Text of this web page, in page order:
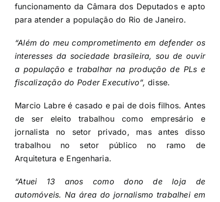
funcionamento da Câmara dos Deputados e apto
para atender a população do Rio de Janeiro.
“Além do meu comprometimento em defender os
interesses da sociedade brasileira, sou de ouvir
a população e trabalhar na produção de PLs e
fiscalização do Poder Executivo”, disse.
Marcio Labre é casado e pai de dois filhos. Antes
de ser eleito trabalhou como empresário e
jornalista no setor privado, mas antes disso
trabalhou no setor público no ramo de
Arquitetura e Engenharia.
“Atuei 13 anos como dono de loja de
automóveis. Na área do jornalismo trabalhei em